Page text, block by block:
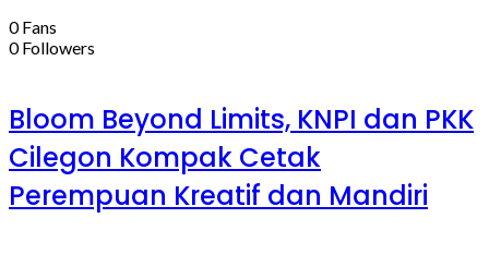
0 Fans
0 Followers
Bloom Beyond Limits, KNPI dan PKK
Cilegon Kompak Cetak
Perempuan Kreatif dan Mandiri